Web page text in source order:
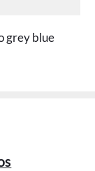
grey blue